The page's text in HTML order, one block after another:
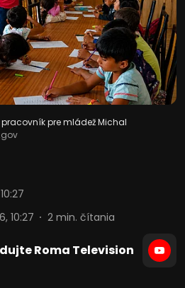
pre mládež Michal
10:27 2 min. čítania
Roma Television